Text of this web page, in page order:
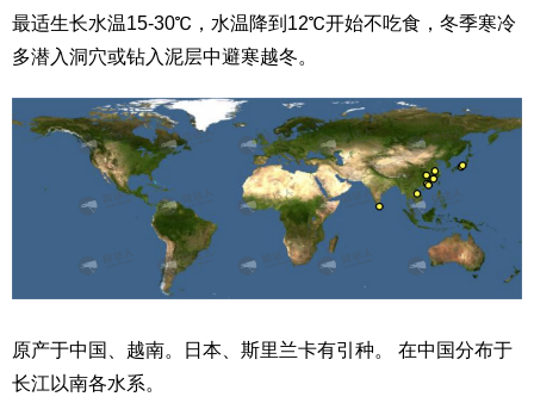
最适生长水温15-30℃，水温降到12℃开始不吃食，冬季寒冷
多潜入洞穴或钻入泥层中避寒越冬。
原产于中国、越南。日本、斯里兰卡有引种。 在中国分布于
长江以南各水系。